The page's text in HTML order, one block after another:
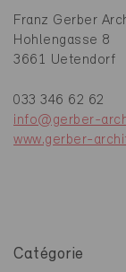
Franz Gerber
Hohlengasse 8
3661 Uetendorf
033 346 62 62
info@gerber-
www.gerber-
Catégorie